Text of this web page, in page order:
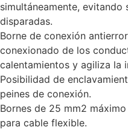
simultáneamente, evitando
disparadas.
Borne de conexión
conexionado de los
calentamientos y agiliza la
Posibilidad de
peines de conexión.
Bornes de 25 mm2
para cable flexible.